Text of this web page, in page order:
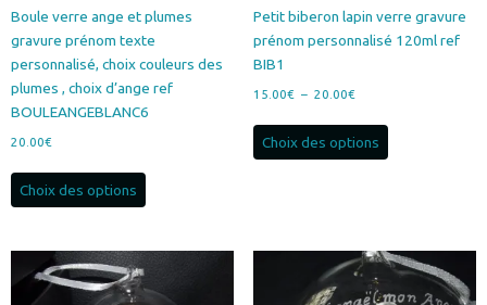
Boule verre ange et plumes
gravure prénom texte
personnalisé, choix couleurs des
plumes , choix d’ange ref
BOULEANGEBLANC6
20.00€
Choix des options
Les
Petit biberon lapin verre gravure
prénom personnalisé 120ml ref
BIB1
15.00€ – 20.00€Plage
15.00€
Choix des options
Ce
options
peuvent